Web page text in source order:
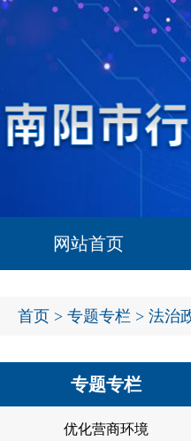
网站首页
首页 > 专题专栏 > 法治
专题专栏
优化营商环境